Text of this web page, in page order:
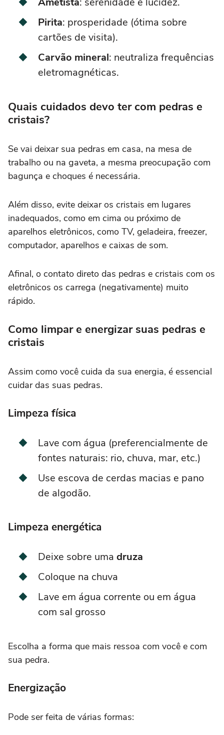
Pirita: prosperidade (ótima sobre
cartões de visita).
Carvão mineral: neutraliza frequências
eletromagnéticas.
Quais cuidados devo ter com pedras e
cristais?
Se vai deixar sua pedras em casa, na mesa de
trabalho ou na gaveta, a mesma preocupação com
bagunça e choques é necessária.
Além disso, evite deixar os cristais em lugares
inadequados, como em cima ou próximo de
aparelhos eletrônicos, como TV, geladeira, freezer,
computador, aparelhos e caixas de som.
Afinal, o contato direto das pedras e cristais com os
eletrônicos os carrega (negativamente) muito
rápido.
Como limpar e energizar suas pedras e
cristais
Assim como você cuida da sua energia, é essencial
cuidar das suas pedras.
Limpeza física
Lave com água (preferencialmente de
fontes naturais: rio, chuva, mar, etc.)
Use escova de cerdas macias e pano
de algodão.
Limpeza energética
Deixe sobre uma druza
Coloque na chuva
Lave em água corrente ou em água
com sal grosso
Escolha a forma que mais ressoa com você e com
sua pedra.
Energização
Pode ser feita de várias formas: